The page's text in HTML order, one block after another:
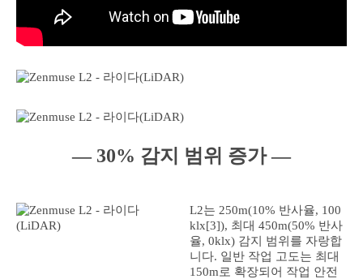
― 30% 감지 범위 증가 ―
L2는 250m(10% 반사율, 100
klx[3]), 최대 450m(50% 반사
율, 0klx) 감지 범위를 자랑합
니다. 일반 작업 고도는 최대
150m로 확장되어 작업 안전